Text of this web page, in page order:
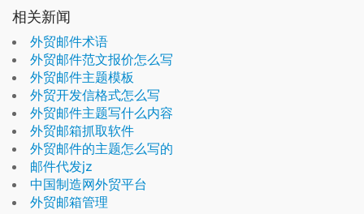
相关新闻
外贸邮件术语
外贸邮件范文报价怎么写
外贸邮件主题模板
外贸开发信格式怎么写
外贸邮件主题写什么内容
外贸邮箱抓取软件
外贸邮件的主题怎么写的
邮件代发jz
中国制造网外贸平台
外贸邮箱管理